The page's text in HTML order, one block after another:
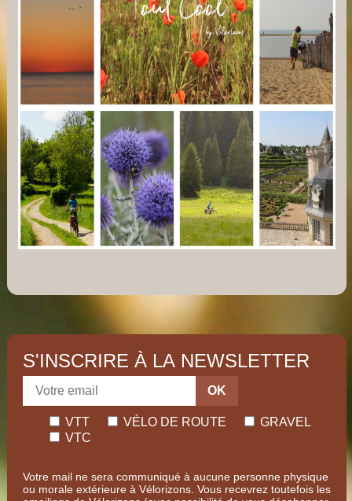
S'INSCRIRE À LA NEWSLETTER
OK
VTT VÉLO DE ROUTE
GRAVEL
VTC
Votre mail ne sera communiqué à aucune personne physique
ou morale extérieure à Vélorizons. Vous recevrez toutefois les